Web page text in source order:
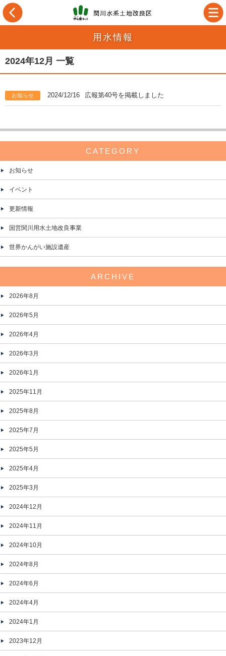
用水情報
2024年12月 一覧
お知らせ 2024/12/16 広報第40号を掲載しました
CATEGORY
お知らせ
イベント
更新情報
国営関川用水土地改良事業
世界かんがい施設遺産
ARCHIVE
2026年8月
2026年5月
2026年4月
2026年3月
2026年1月
2025年11月
2025年8月
2025年7月
2025年5月
2025年4月
2025年3月
2024年12月
2024年11月
2024年10月
2024年8月
2024年6月
2024年4月
2024年1月
2023年12月